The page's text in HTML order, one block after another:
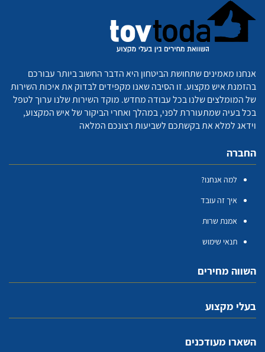
אנחנו מאמינים שתחושת הביטחון היא הדבר החשוב ביותר עבורכם
בהזמנת איש מקצוע. זו הסיבה שאנו מקפידים לבדוק את איכות השירות
של המומלצים שלנו בכל עבודה מחדש. מוקד השירות שלנו ערוך לטפל
בכל בעיה שמתעוררת לפני, במהלך ואחרי הביקור של איש המקצוע,
וידאג למלא את בקשתכם לשביעות רצונכם המלאה
החברה
למה אנחנו?
איך זה עובד
אמנת שרות
תנאי שימוש
השווה מחירים
בעלי מקצוע
השארו מעודכנים